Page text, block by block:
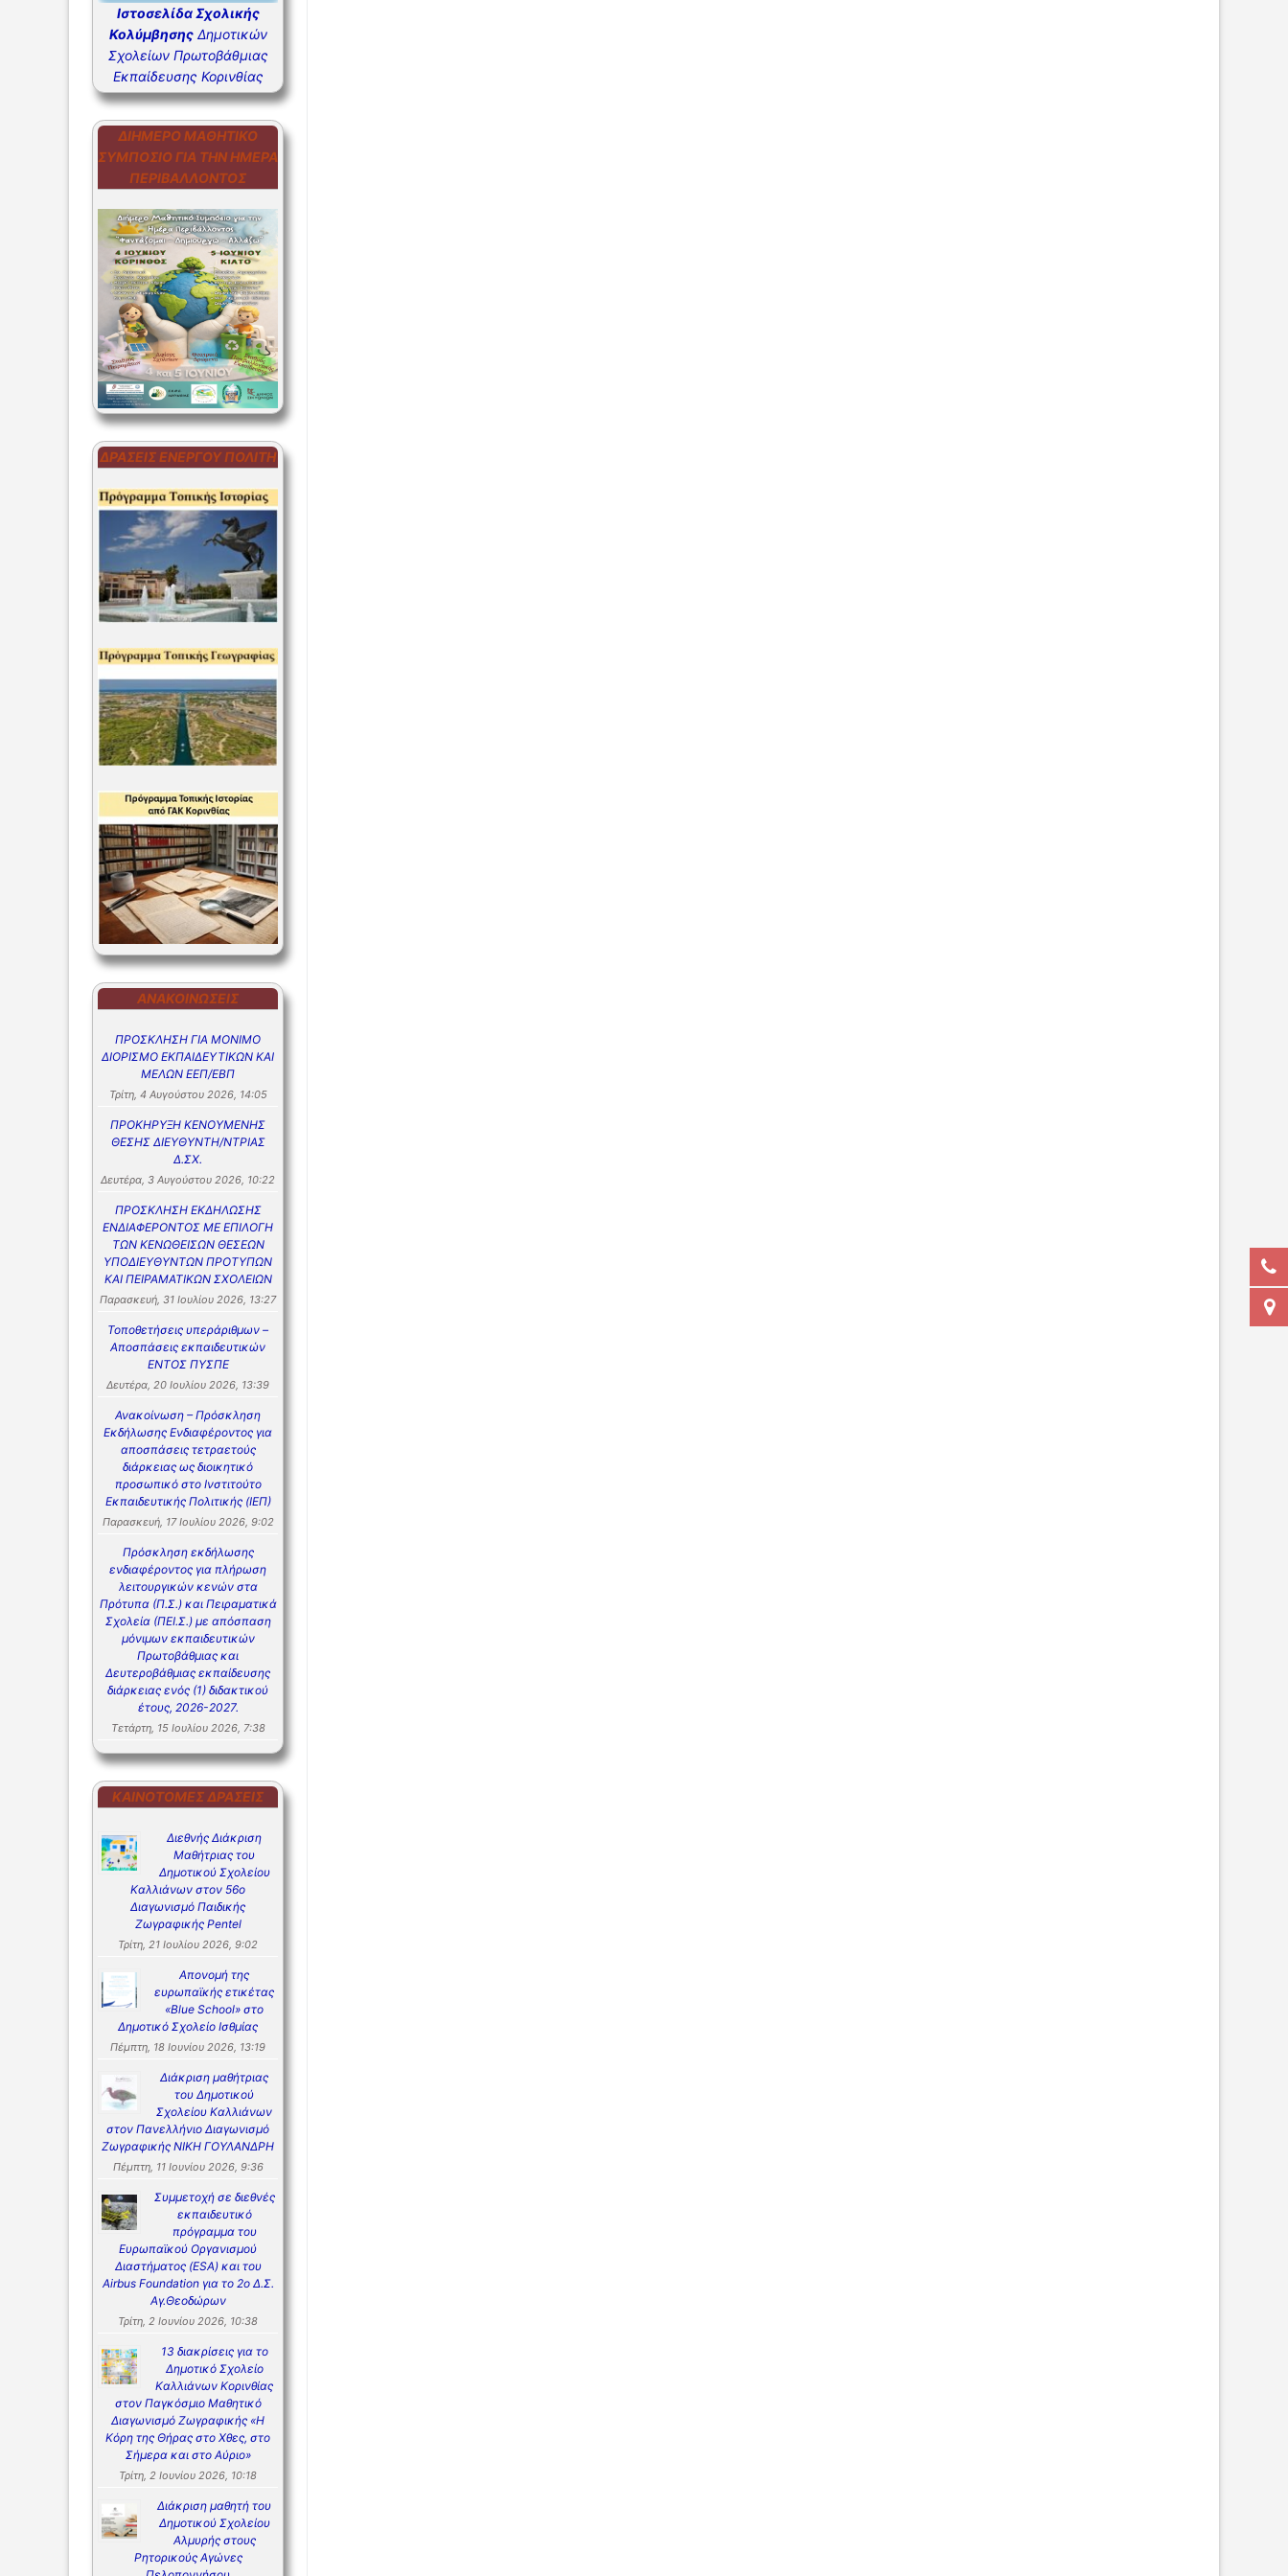
Ιστοσελίδα Σχολικής
ΚολύμβησηςΔημοτικών
Σχολείων Πρωτοβάθμιας
Εκπαίδευσης Κορινθίας
ΔΙΉΜΕΡΟ ΜΑΘΗΤΙΚΌ
ΣΥΜΠΌΣΙΟ ΓΙΑ ΤΗΝ ΗΜΈΡΑ
ΠΕΡΙΒΆΛΛΟΝΤΟΣ
ΔΡΆΣΕΙΣ ΕΝΕΡΓΟΎ ΠΟΛΊΤΗ
ΑΝΑΚΟΙΝΏΣΕΙΣ
ΠΡΟΣΚΛΗΣΗ ΓΙΑ ΜΟΝΙΜΟ
ΔΙΟΡΙΣΜΟ ΕΚΠΑΙΔΕΥΤΙΚΩΝ ΚΑΙ
ΜΕΛΩΝ ΕΕΠ/ΕΒΠ
Τρίτη, 4 Αυγούστου 2026, 14:05
ΠΡΟΚΗΡΥΞΗ ΚΕΝΟΥΜΕΝΗΣ
ΘΕΣΗΣ ΔΙΕΥΘΥΝΤΗ/ΝΤΡΙΑΣ
Δ.ΣΧ.
Δευτέρα, 3 Αυγούστου 2026, 10:22
ΠΡΟΣΚΛΗΣΗ ΕΚΔΗΛΩΣΗΣ
ΕΝΔΙΑΦΕΡΟΝΤΟΣ ΜΕ ΕΠΙΛΟΓΗ
ΤΩΝ ΚΕΝΩΘΕΙΣΩΝ ΘΕΣΕΩΝ
ΥΠΟΔΙΕΥΘΥΝΤΩΝ ΠΡΟΤΥΠΩΝ
ΚΑΙ ΠΕΙΡΑΜΑΤΙΚΩΝ ΣΧΟΛΕΙΩΝ
Παρασκευή, 31 Ιουλίου 2026, 13:27
Τοποθετήσεις υπεράριθμων –
Αποσπάσεις εκπαιδευτικών
ΕΝΤΟΣ ΠΥΣΠΕ
Δευτέρα, 20 Ιουλίου 2026, 13:39
Ανακοίνωση – Πρόσκληση
Εκδήλωσης Ενδιαφέροντος για
αποσπάσεις τετραετούς
διάρκειας ως διοικητικό
προσωπικό στο Ινστιτούτο
Εκπαιδευτικής Πολιτικής (ΙΕΠ)
Παρασκευή, 17 Ιουλίου 2026, 9:02
Πρόσκληση εκδήλωσης
ενδιαφέροντος για πλήρωση
λειτουργικών κενών στα
Πρότυπα (Π.Σ.) και Πειραματικά
Σχολεία (ΠΕΙ.Σ.) με απόσπαση
μόνιμων εκπαιδευτικών
Πρωτοβάθμιας και
Δευτεροβάθμιας εκπαίδευσης
διάρκειας ενός (1) διδακτικού
έτους, 2026-2027.
Τετάρτη, 15 Ιουλίου 2026, 7:38
ΚΑΙΝΟΤΌΜΕΣ ΔΡΆΣΕΙΣ
Διεθνής Διάκριση
Μαθήτριας του
Δημοτικού Σχολείου
Καλλιάνων στον 56ο
Διαγωνισμό Παιδικής
Ζωγραφικής Pentel
Τρίτη, 21 Ιουλίου 2026, 9:02
Απονομή της
ευρωπαϊκής ετικέτας
«Blue School» στο
Δημοτικό Σχολείο Ισθμίας
Πέμπτη, 18 Ιουνίου 2026, 13:19
Διάκριση μαθήτριας
του Δημοτικού
Σχολείου Καλλιάνων
στον Πανελλήνιο Διαγωνισμό
Ζωγραφικής ΝΙΚΗ ΓΟΥΛΑΝΔΡΗ
Πέμπτη, 11 Ιουνίου 2026, 9:36
Συμμετοχή σε διεθνές
εκπαιδευτικό
πρόγραμμα του
Ευρωπαϊκού Οργανισμού
Διαστήματος (ESA) και του
Airbus Foundation για το 2ο Δ.Σ.
Αγ.Θεοδώρων
Τρίτη, 2 Ιουνίου 2026, 10:38
13 διακρίσεις για το
Δημοτικό Σχολείο
Καλλιάνων Κορινθίας
στον Παγκόσμιο Μαθητικό
Διαγωνισμό Ζωγραφικής «Η
Κόρη της Θήρας στο Χθες, στο
Σήμερα και στο Αύριο»
Τρίτη, 2 Ιουνίου 2026, 10:18
Διάκριση μαθητή του
Δημοτικού Σχολείου
Αλμυρής στους
Ρητορικούς Αγώνες